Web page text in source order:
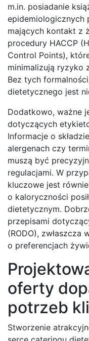
m.in. posiadanie
epidemiologicznych
mających kontakt z
procedury HACCP
Control Points),
minimalizują ryzyko
Bez tych
dietetycznego jest
Dodatkowo, ważne
dotyczących
Informacje o
alergenach czy
muszą być
regulacjami. W
kluczowe jest
o kaloryczności
dietetycznym.
przepisami
(RODO), zwłaszcza
o preferencjach
oferty
potrzeb
Stworzenie